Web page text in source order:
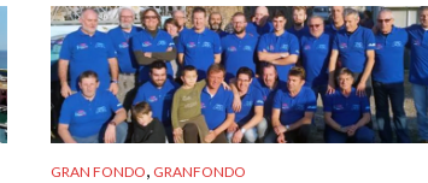
GRAN FONDO, GRANFONDO